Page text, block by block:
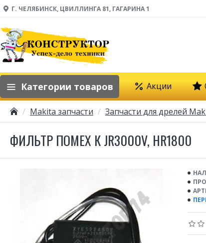
Г. ЧЕЛЯБИНСК, ЦВИЛЛИНГА 81, ГАГАРИНА 1
Категории товаров Акции
Makita запчасти Запчасти для дрелей
ФИЛЬТР ПОМЕХ К JR3000V, HR1800